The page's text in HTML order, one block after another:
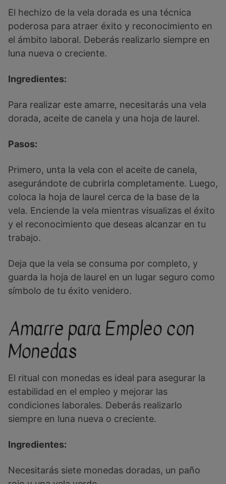
El hechizo de la vela dorada es una técnica
poderosa para atraer éxito y reconocimiento en
el ámbito laboral. Deberás realizarlo siempre en
luna nueva o creciente.
Ingredientes:
Para realizar este amarre, necesitarás una vela
dorada, aceite de canela y una hoja de laurel.
Pasos:
Primero, unta la vela con el aceite de canela,
asegurándote de cubrirla completamente. Luego,
coloca la hoja de laurel cerca de la base de la
vela. Enciende la vela mientras visualizas el éxito
y el reconocimiento que deseas alcanzar en tu
trabajo.
Deja que la vela se consuma por completo, y
guarda la hoja de laurel en un lugar seguro como
símbolo de tu éxito venidero.
Amarre para Empleo con
Monedas
El ritual con monedas es ideal para asegurar la
estabilidad en el empleo y mejorar las
condiciones laborales. Deberás realizarlo
siempre en luna nueva o creciente.
Ingredientes:
Necesitarás siete monedas doradas, un paño